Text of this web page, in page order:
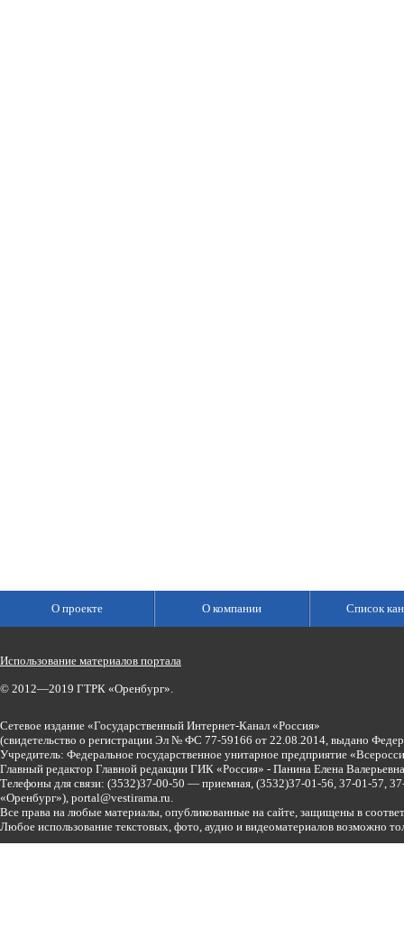
О проекте О компании Список
Использование материалов портала
© 2012—2019 ГТРК «Оренбург».
Сетевое издание «Государственный Интернет-Канал «Россия»
(свидетельство о регистрации Эл № ФС 77-59166 от 22.08.2014, выдано
Учредитель: Федеральное государственное унитарное предприятие
Главный редактор Главной редакции ГИК «Россия» - Панина Елена
Телефоны для связи: (3532)37-00-50 — приемная, (3532)37-01-56, 37-01-57,
«Оренбург»), portal@vestirama.ru.
Все права на любые материалы, опубликованные на сайте, защищены в
Любое использование текстовых, фото, аудио и видеоматериалов возможно